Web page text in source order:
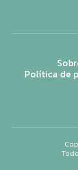
Política de